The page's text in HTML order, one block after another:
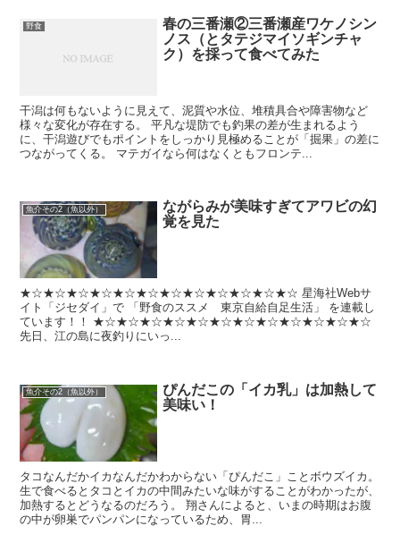
野食
春の三番瀬②三番瀬産ワケノシン
ノス（とタテジマイソギンチャ
ク）を採って食べてみた
干潟は何もないように見えて、泥質や水位、堆積具合や障害物など
様々な変化が存在する。 平凡な堤防でも釣果の差が生まれるよう
に、干潟遊びでもポイントをしっかり見極めることが「掘果」の差に
つながってくる。 マテガイなら何はなくともフロンテ...
魚介その2（魚以外）
ながらみが美味すぎてアワビの幻
覚を見た
★☆★☆★☆★☆★☆★☆★☆★☆★☆★☆★☆★☆ 星海社Webサ
イト「ジセダイ」で 「野食のススメ 東京自給自足生活」 を連載し
ています！！ ★☆★☆★☆★☆★☆★☆★☆★☆★☆★☆★☆★☆
先日、江の島に夜釣りにいっ...
魚介その2（魚以外）
ぴんだこの「イカ乳」は加熱して
美味い！
タコなんだかイカなんだかわからない「ぴんだこ」ことボウズイカ。
生で食べるとタコとイカの中間みたいな味がすることがわかったが、
加熱するとどうなるのだろう。 翔さんによると、いまの時期はお腹
の中が卵巣でパンパンになっているため、胃...